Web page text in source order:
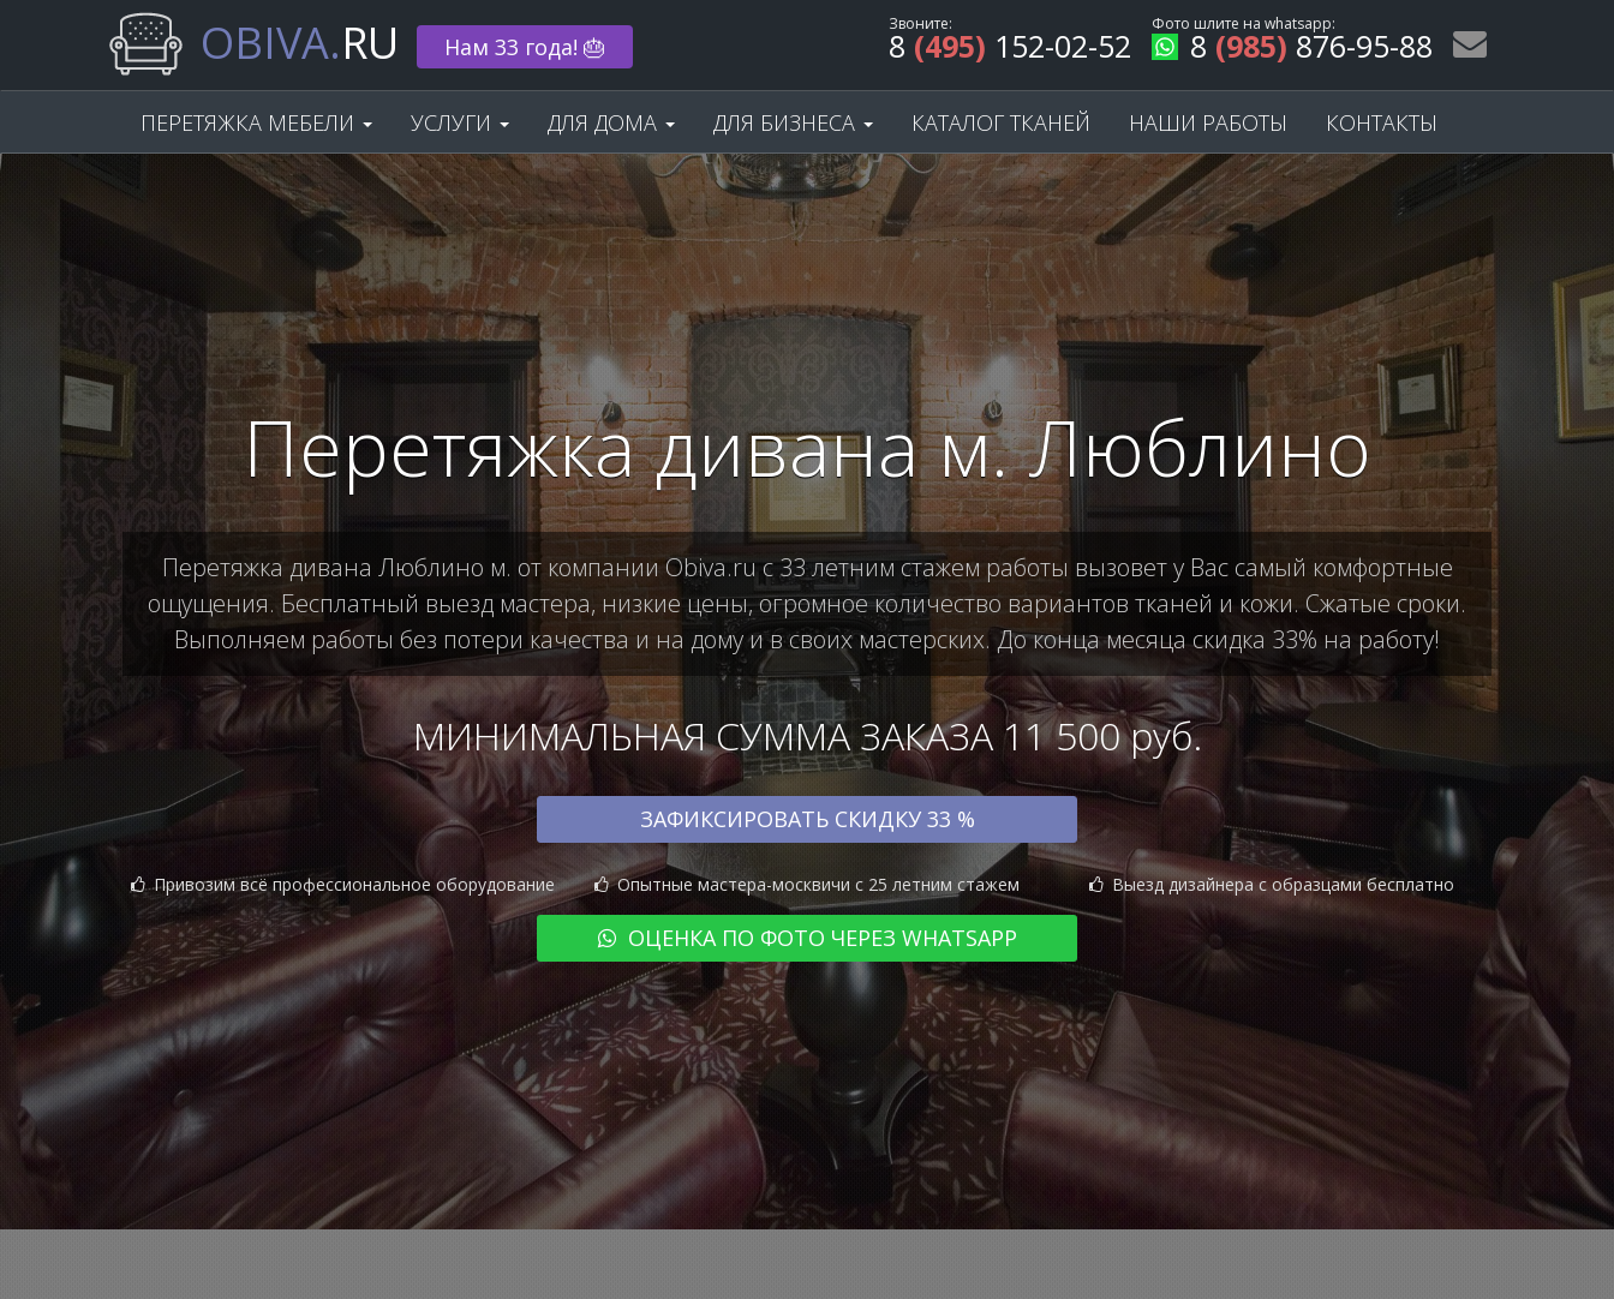
OBIVA.RU Нам 33 года! 🎂
Звоните:
8 (495) 152-02-52
Фото шлите на whatsapp:
8 (985) 876-95-88
ПЕРЕТЯЖКА МЕБЕЛИ УСЛУГИ ДЛЯ ДОМА ДЛЯ БИЗНЕСА КАТАЛОГ ТКАНЕЙ НАШИ РАБОТЫ КОНТАКТЫ
Перетяжка дивана м. Люблино
Перетяжка дивана Люблино м. от компании Obiva.ru с 33 летним стажем работы вызовет у Вас самый комфортные
ощущения. Бесплатный выезд мастера, низкие цены, огромное количество вариантов тканей и кожи. Сжатые сроки.
Выполняем работы без потери качества и на дому и в своих мастерских. До конца месяца скидка 33% на работу!
МИНИМАЛЬНАЯ СУММА ЗАКАЗА 11 500 руб.
ЗАФИКСИРОВАТЬ СКИДКУ 33 %
Привозим всё профессиональное оборудование Опытные мастера-москвичи с 25 летним стажем Выезд дизайнера с образцами бесплатно
ОЦЕНКА ПО ФОТО ЧЕРЕЗ WHATSAPP